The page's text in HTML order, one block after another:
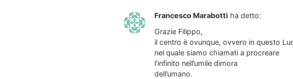
Francesco Marabotti ha detto:
Grazie Filippo,
il centro è ovunque, ovvero in questo
nel quale siamo chiamati a procreare
l’infinito nell’umile dimora
dell’umano.